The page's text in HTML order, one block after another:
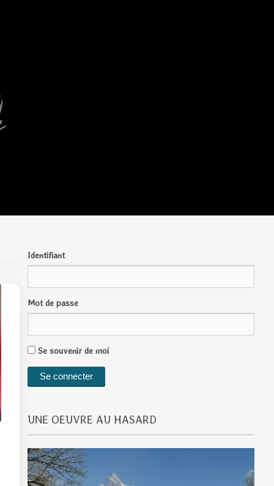
Identifiant
Mot de passe
Se souvenir de moi
UNE OEUVRE AU HASARD